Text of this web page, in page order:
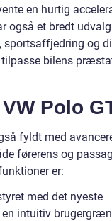
en hurtig
også et bredt
sportsaffjedring og
tilpasse bilens
Polo
fyldt med
førerens og
er:
med det nyeste
intuitiv